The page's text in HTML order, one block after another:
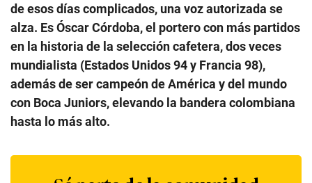
de esos días complicados, una voz autorizada se
alza. Es Óscar Córdoba, el portero con más partidos
en la historia de la selección cafetera, dos veces
mundialista (Estados Unidos 94 y Francia 98),
además de ser campeón de América y del mundo
con Boca Juniors, elevando la bandera colombiana
hasta lo más alto.